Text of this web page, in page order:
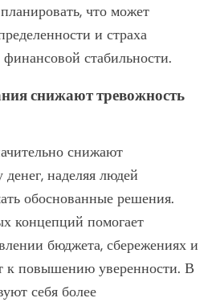
что может
и страха
стабильности.
снижают тревожность
снижают
наделяя людей
обоснованные решения.
концепций помогает
бюджета, сбережениях и
к повышению уверенности. В
себя более